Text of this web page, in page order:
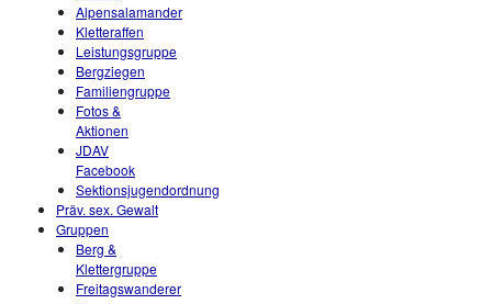
Alpensalamander
Kletteraffen
Leistungsgruppe
Bergziegen
Familiengruppe
Fotos &
Aktionen
JDAV
Facebook
Sektionsjugendordnung
Präv. sex. Gewalt
Gruppen
Berg &
Klettergruppe
Freitagswanderer